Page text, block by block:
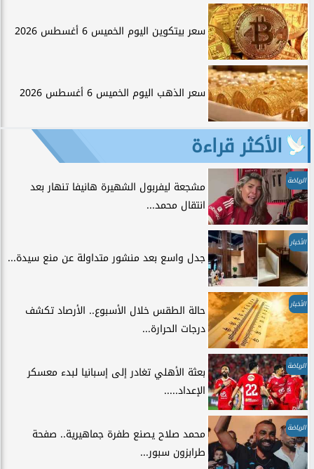
سعر بيتكوين اليوم الخميس 6 أغسطس 2026
سعر الذهب اليوم الخميس 6 أغسطس 2026
الأكثر قراءة
الرياضة
مشجعة ليفربول الشهيرة هانيفا تنهار بعد
انتقال محمد...
الأخبار
جدل واسع بعد منشور متداولة عن منع سيدة...
الأخبار
حالة الطقس خلال الأسبوع.. الأرصاد تكشف
درجات الحرارة...
الرياضة
بعثة الأهلي تغادر إلى إسبانيا لبدء معسكر
الإعداد.....
الرياضة
محمد صلاح يصنع طفرة جماهيرية.. صفحة
طرابزون سبور...